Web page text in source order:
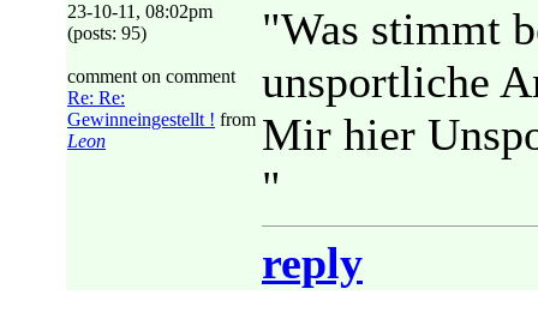
23-10-11, 08:02pm
(posts: 95)
comment on comment
Re: Re:
Gewinneingestellt ! from
Leon
"Was stimmt
unsportliche
Mir hier
"
reply